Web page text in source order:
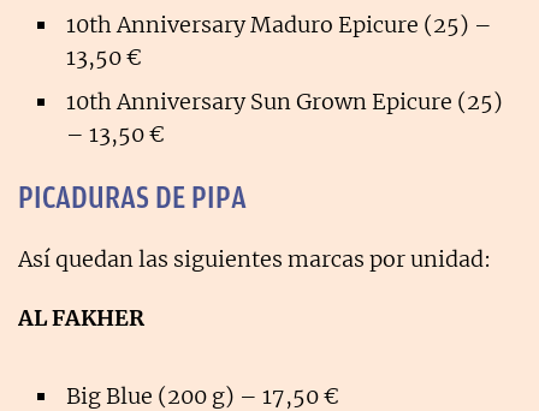
10th Anniversary Maduro Epicure (25) –
13,50 €
10th Anniversary Sun Grown Epicure (25)
– 13,50 €
PICADURAS DE PIPA
Así quedan las siguientes marcas por unidad:
AL FAKHER
Big Blue (200 g) – 17,50 €